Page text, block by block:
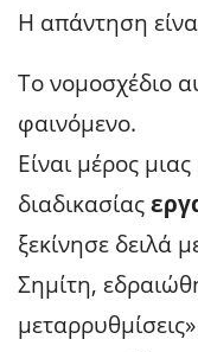
Η απάντηση
Το νομοσχέδιο
φαινόμενο.
Είναι μέρος
διαδικασίας
ξεκίνησε δειλά
Σημίτη,